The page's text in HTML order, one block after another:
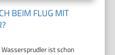
BEIM FLUG MIT
ist schon